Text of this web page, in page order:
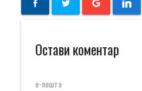
Остави коментар
е-пошта